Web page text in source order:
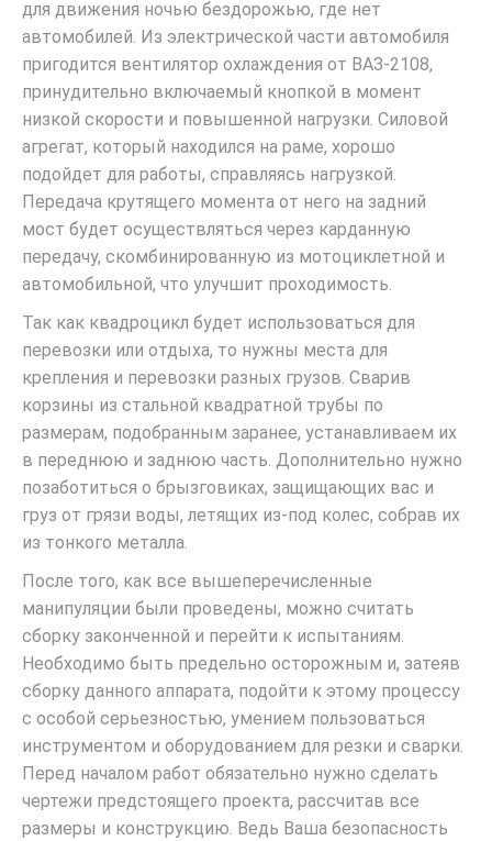
для движения ночью бездорожью, где нет
автомобилей. Из электрической части автомобиля
пригодится вентилятор охлаждения от ВАЗ-2108,
принудительно включаемый кнопкой в момент
низкой скорости и повышенной нагрузки. Силовой
агрегат, который находился на раме, хорошо
подойдет для работы, справляясь нагрузкой.
Передача крутящего момента от него на задний
мост будет осуществляться через карданную
передачу, скомбинированную из мотоциклетной и
автомобильной, что улучшит проходимость.
Так как квадроцикл будет использоваться для
перевозки или отдыха, то нужны места для
крепления и перевозки разных грузов. Сварив
корзины из стальной квадратной трубы по
размерам, подобранным заранее, устанавливаем их
в переднюю и заднюю часть. Дополнительно нужно
позаботиться о брызговиках, защищающих вас и
груз от грязи воды, летящих из-под колес, собрав их
из тонкого металла.
После того, как все вышеперечисленные
манипуляции были проведены, можно считать
сборку законченной и перейти к испытаниям.
Необходимо быть предельно осторожным и, затеяв
сборку данного аппарата, подойти к этому процессу
с особой серьезностью, умением пользоваться
инструментом и оборудованием для резки и сварки.
Перед началом работ обязательно нужно сделать
чертежи предстоящего проекта, рассчитав все
размеры и конструкцию. Ведь Ваша безопасность